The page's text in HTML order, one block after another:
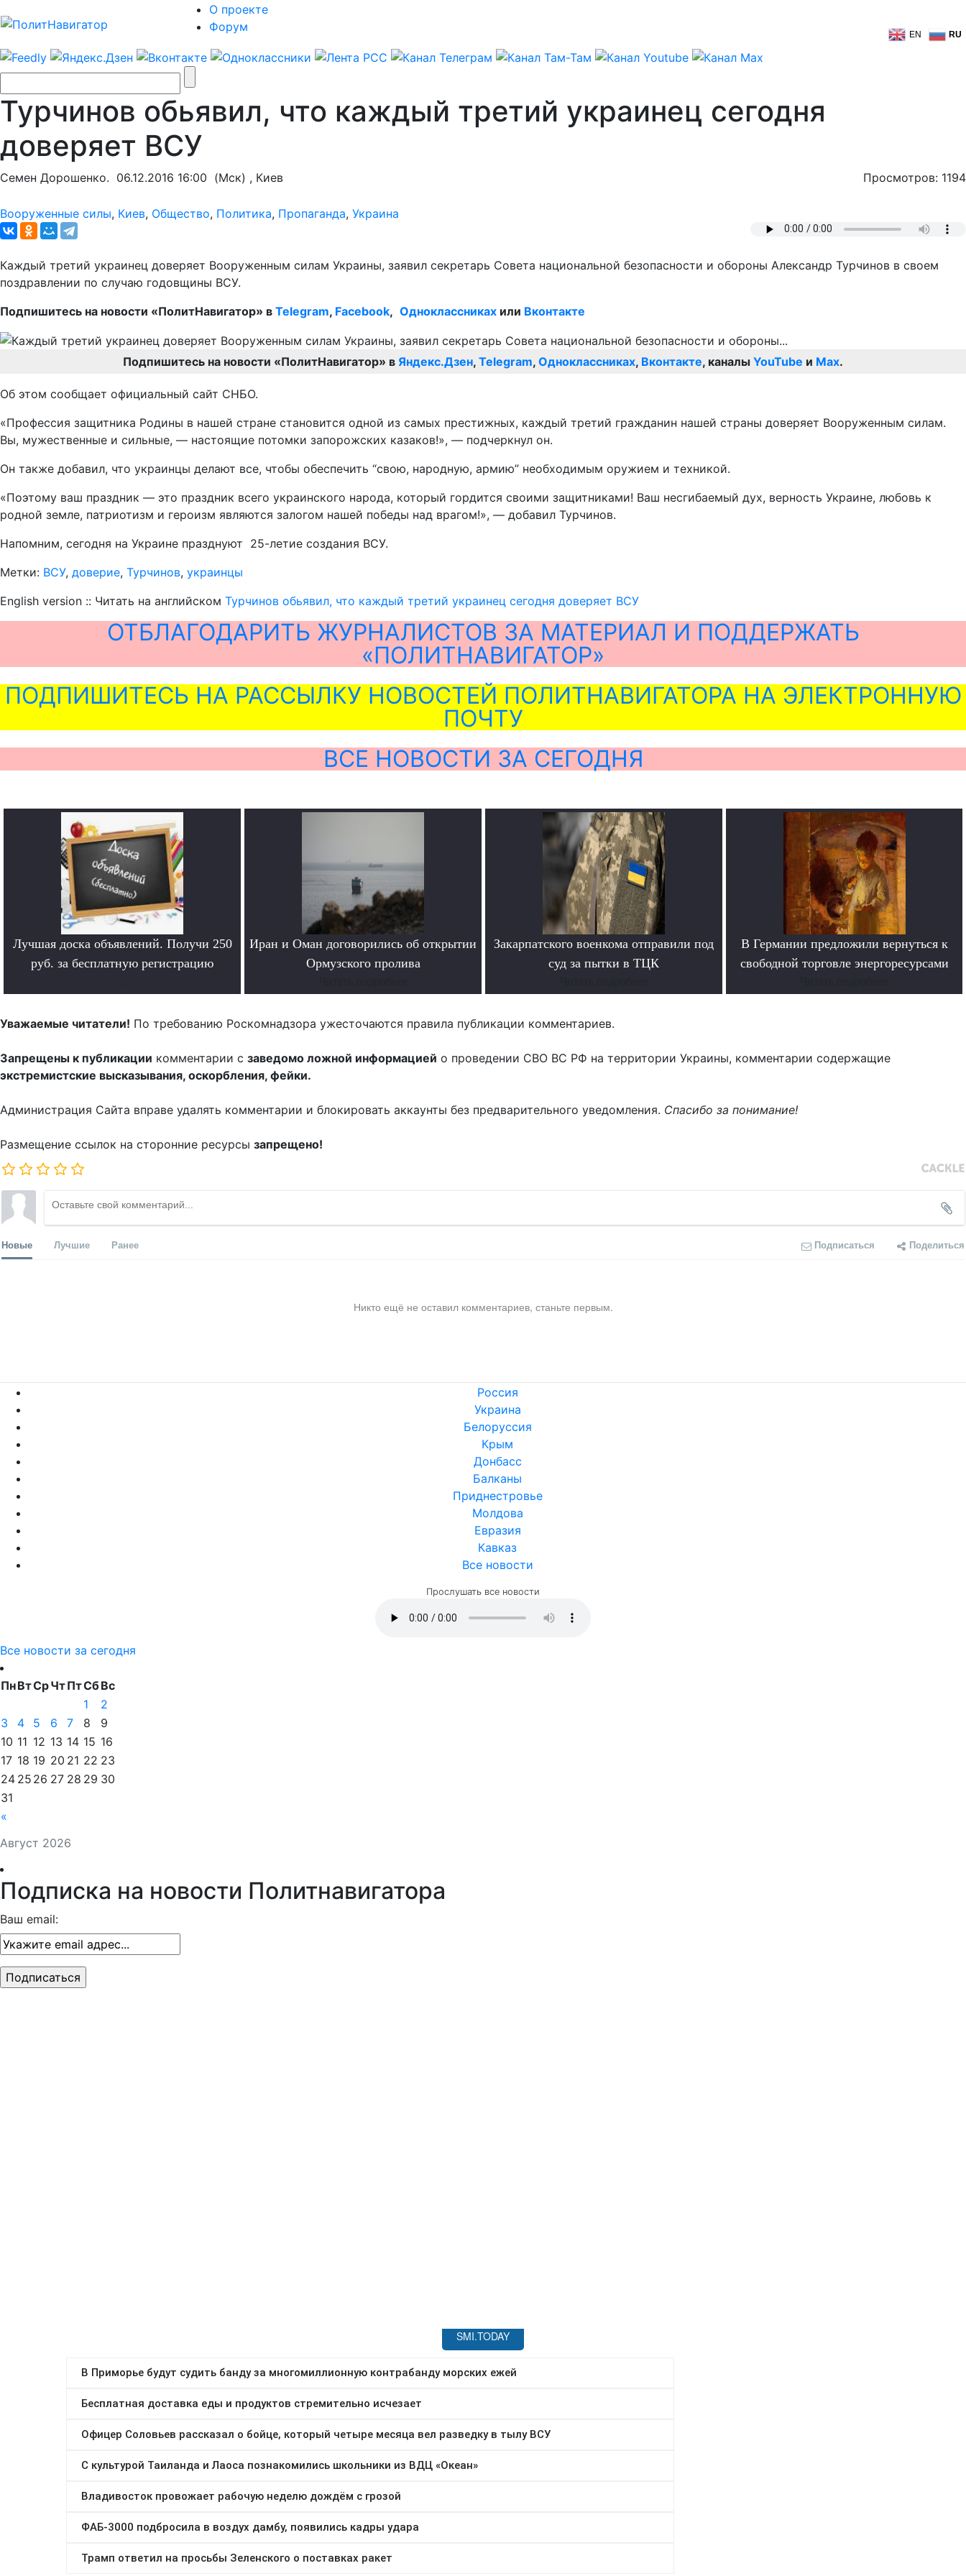
О проекте
Форум
EN RU
Турчинов обьявил, что каждый третий украинец сегодня
доверяет ВСУ
Семен Дорошенко. 06.12.2016 16:00 (Мск) , Киев Просмотров: 1194
Вооруженные силы, Киев, Общество, Политика, Пропаганда, Украина
Каждый третий украинец доверяет Вооруженным силам Украины, заявил секретарь Совета национальной безопасности и обороны Александр Турчинов в своем
поздравлении по случаю годовщины ВСУ.
Подпишитесь на новости «ПолитНавигатор» в Telegram, Facebook, Одноклассниках или Вконтакте
Подпишитесь на новости «ПолитНавигатор» в Яндекс.Дзен, Telegram, Одноклассниках, Вконтакте, каналы YouTube и Max.
Об этом сообщает официальный сайт СНБО.
«Профессия защитника Родины в нашей стране становится одной из самых престижных, каждый третий гражданин нашей страны доверяет Вооруженным силам.
Вы, мужественные и сильные, — настоящие потомки запорожских казаков!», — подчеркнул он.
Он также добавил, что украинцы делают все, чтобы обеспечить “свою, народную, армию” необходимым оружием и техникой.
«Поэтому ваш праздник — это праздник всего украинского народа, который гордится своими защитниками! Ваш несгибаемый дух, верность Украине, любовь к
родной земле, патриотизм и героизм являются залогом нашей победы над врагом!», — добавил Турчинов.
Напомним, сегодня на Украине празднуют 25-летие создания ВСУ.
Метки: ВСУ, доверие, Турчинов, украинцы
English version :: Читать на английском Турчинов обьявил, что каждый третий украинец сегодня доверяет ВСУ
ОТБЛАГОДАРИТЬ ЖУРНАЛИСТОВ ЗА МАТЕРИАЛ И ПОДДЕРЖАТЬ
«ПОЛИТНАВИГАТОР»
ПОДПИШИТЕСЬ НА РАССЫЛКУ НОВОСТЕЙ ПОЛИТНАВИГАТОРА НА ЭЛЕКТРОННУЮ
ПОЧТУ
ВСЕ НОВОСТИ ЗА СЕГОДНЯ
Лучшая доска объявлений. Получи 250
руб. за бесплатную регистрацию
Иран и Оман договорились об открытии
Ормузского пролива
Закарпатского военкома отправили под
суд за пытки в ТЦК
В Германии предложили вернуться к
свободной торговле энергоресурсами
Уважаемые читатели! По требованию Роскомнадзора ужесточаются правила публикации комментариев.
Запрещены к публикации комментарии с заведомо ложной информацией о проведении СВО ВС РФ на территории Украины, комментарии содержащие
экстремистские высказывания, оскорбления, фейки.
Администрация Сайта вправе удалять комментарии и блокировать аккаунты без предварительного уведомления. Спасибо за понимание!
Размещение ссылок на сторонние ресурсы запрещено!
Новые Лучшие Ранее Подписаться Поделиться
Никто ещё не оставил комментариев, станьте первым.
Россия
Украина
Белоруссия
Крым
Донбасс
Балканы
Приднестровье
Молдова
Евразия
Кавказ
Все новости
Прослушать все новости
Все новости за сегодня
Август 2026
ПнВтСрЧтПтСбВс
«
1
2
3
4 5 6 7 8
9
10 11 12 13 14 15 16
17 18 19 20 21 22 23
24 25 26 27 28 29 30
31
Подписка на новости Политнавигатора
Ваш email: